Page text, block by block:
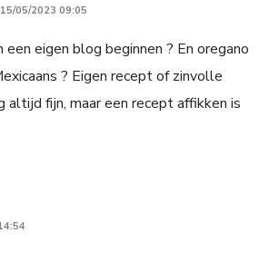
15/05/2023 09:05
een eigen blog beginnen ? En oregano
? Eigen recept of zinvolle
altijd fijn, maar een recept affikken is